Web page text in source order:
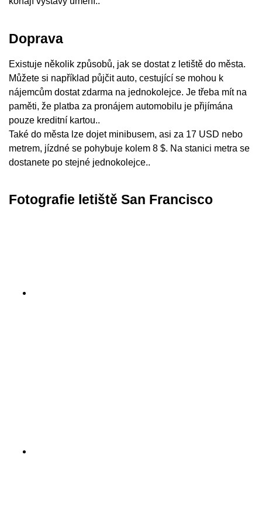
Doprava
Existuje několik způsobů, jak se dostat z letiště do města.
Můžete si například půjčit auto, cestující se mohou k
nájemcům dostat zdarma na jednokolejce. Je třeba mít na
paměti, že platba za pronájem automobilu je přijímána
pouze kreditní kartou..
Také do města lze dojet minibusem, asi za 17 USD nebo
metrem, jízdné se pohybuje kolem 8 $. Na stanici metra se
dostanete po stejné jednokolejce..
Fotografie letiště San Francisco